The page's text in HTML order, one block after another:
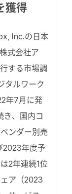
獲得
Inc.の日本
式会社ア
する市場調
タルワーク
年7月に発
き、国内コ
ンダー別売
2023年度予
2年連続1位
ア（2023